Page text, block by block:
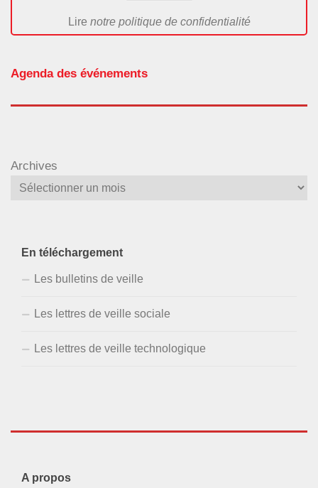
Lire notre politique de confidentialité
Agenda des événements
Archives
En téléchargement
Les bulletins de veille
Les lettres de veille sociale
Les lettres de veille technologique
A propos